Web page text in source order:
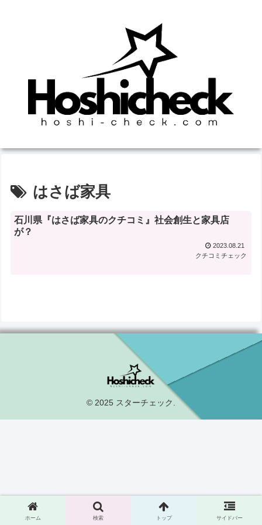
はさば家具
石川県『はさば家具のクチコミ』社会創生と家具店
が？
2023.08.21
クチコミチェック
© 2025 スターチェック.
ホーム 検索 トップ サイドバー